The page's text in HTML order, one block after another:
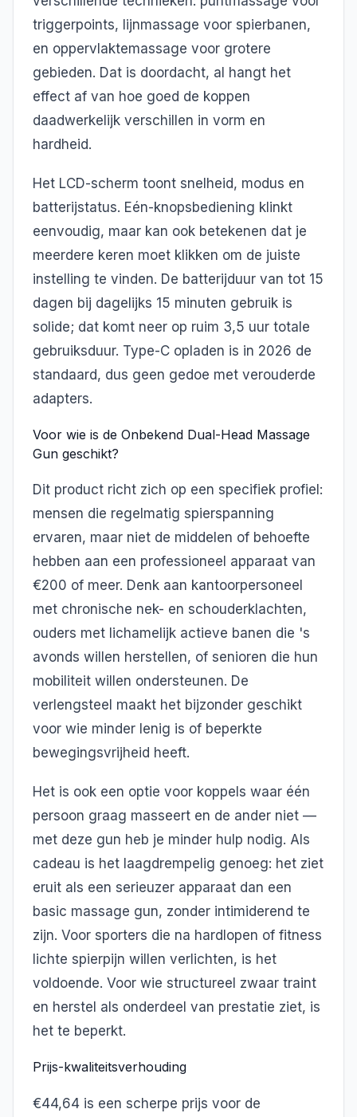
triggerpoints, lijnmassage voor spierbanen,
en oppervlaktemassage voor grotere
gebieden. Dat is doordacht, al hangt het
effect af van hoe goed de koppen
daadwerkelijk verschillen in vorm en
hardheid.
Het LCD-scherm toont snelheid, modus en
batterijstatus. Eén-knopsbediening klinkt
eenvoudig, maar kan ook betekenen dat je
meerdere keren moet klikken om de juiste
instelling te vinden. De batterijduur van tot 15
dagen bij dagelijks 15 minuten gebruik is
solide; dat komt neer op ruim 3,5 uur totale
gebruiksduur. Type-C opladen is in 2026 de
standaard, dus geen gedoe met verouderde
adapters.
Voor wie is de Onbekend Dual-Head Massage
Gun geschikt?
Dit product richt zich op een specifiek profiel:
mensen die regelmatig spierspanning
ervaren, maar niet de middelen of behoefte
hebben aan een professioneel apparaat van
€200 of meer. Denk aan kantoorpersoneel
met chronische nek- en schouderklachten,
ouders met lichamelijk actieve banen die 's
avonds willen herstellen, of senioren die hun
mobiliteit willen ondersteunen. De
verlengsteel maakt het bijzonder geschikt
voor wie minder lenig is of beperkte
bewegingsvrijheid heeft.
Het is ook een optie voor koppels waar één
persoon graag masseert en de ander niet —
met deze gun heb je minder hulp nodig. Als
cadeau is het laagdrempelig genoeg: het ziet
eruit als een serieuzer apparaat dan een
basic massage gun, zonder intimiderend te
zijn. Voor sporters die na hardlopen of fitness
lichte spierpijn willen verlichten, is het
voldoende. Voor wie structureel zwaar traint
en herstel als onderdeel van prestatie ziet, is
het te beperkt.
Prijs-kwaliteitsverhouding
€44,64 is een scherpe prijs voor de